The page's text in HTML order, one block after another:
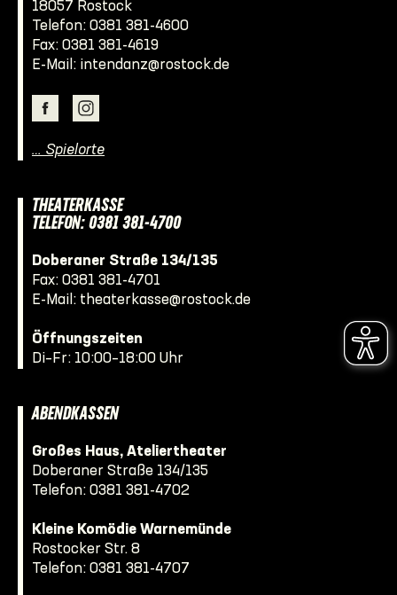
18057 Rostock
Telefon: 0381 381-4600
Fax: 0381 381-4619
E-Mail: intendanz@rostock.de
… Spielorte
THEATERKASSE
TELEFON: 0381 381-4700
Doberaner Straße 134/135
Fax: 0381 381-4701
E-Mail: theaterkasse@rostock.de
Öffnungszeiten
Di–Fr: 10:00–18:00 Uhr
ABENDKASSEN
Großes Haus, Ateliertheater
Doberaner Straße 134/135
Telefon: 0381 381-4702
Kleine Komödie Warnemünde
Rostocker Str. 8
Telefon: 0381 381-4707